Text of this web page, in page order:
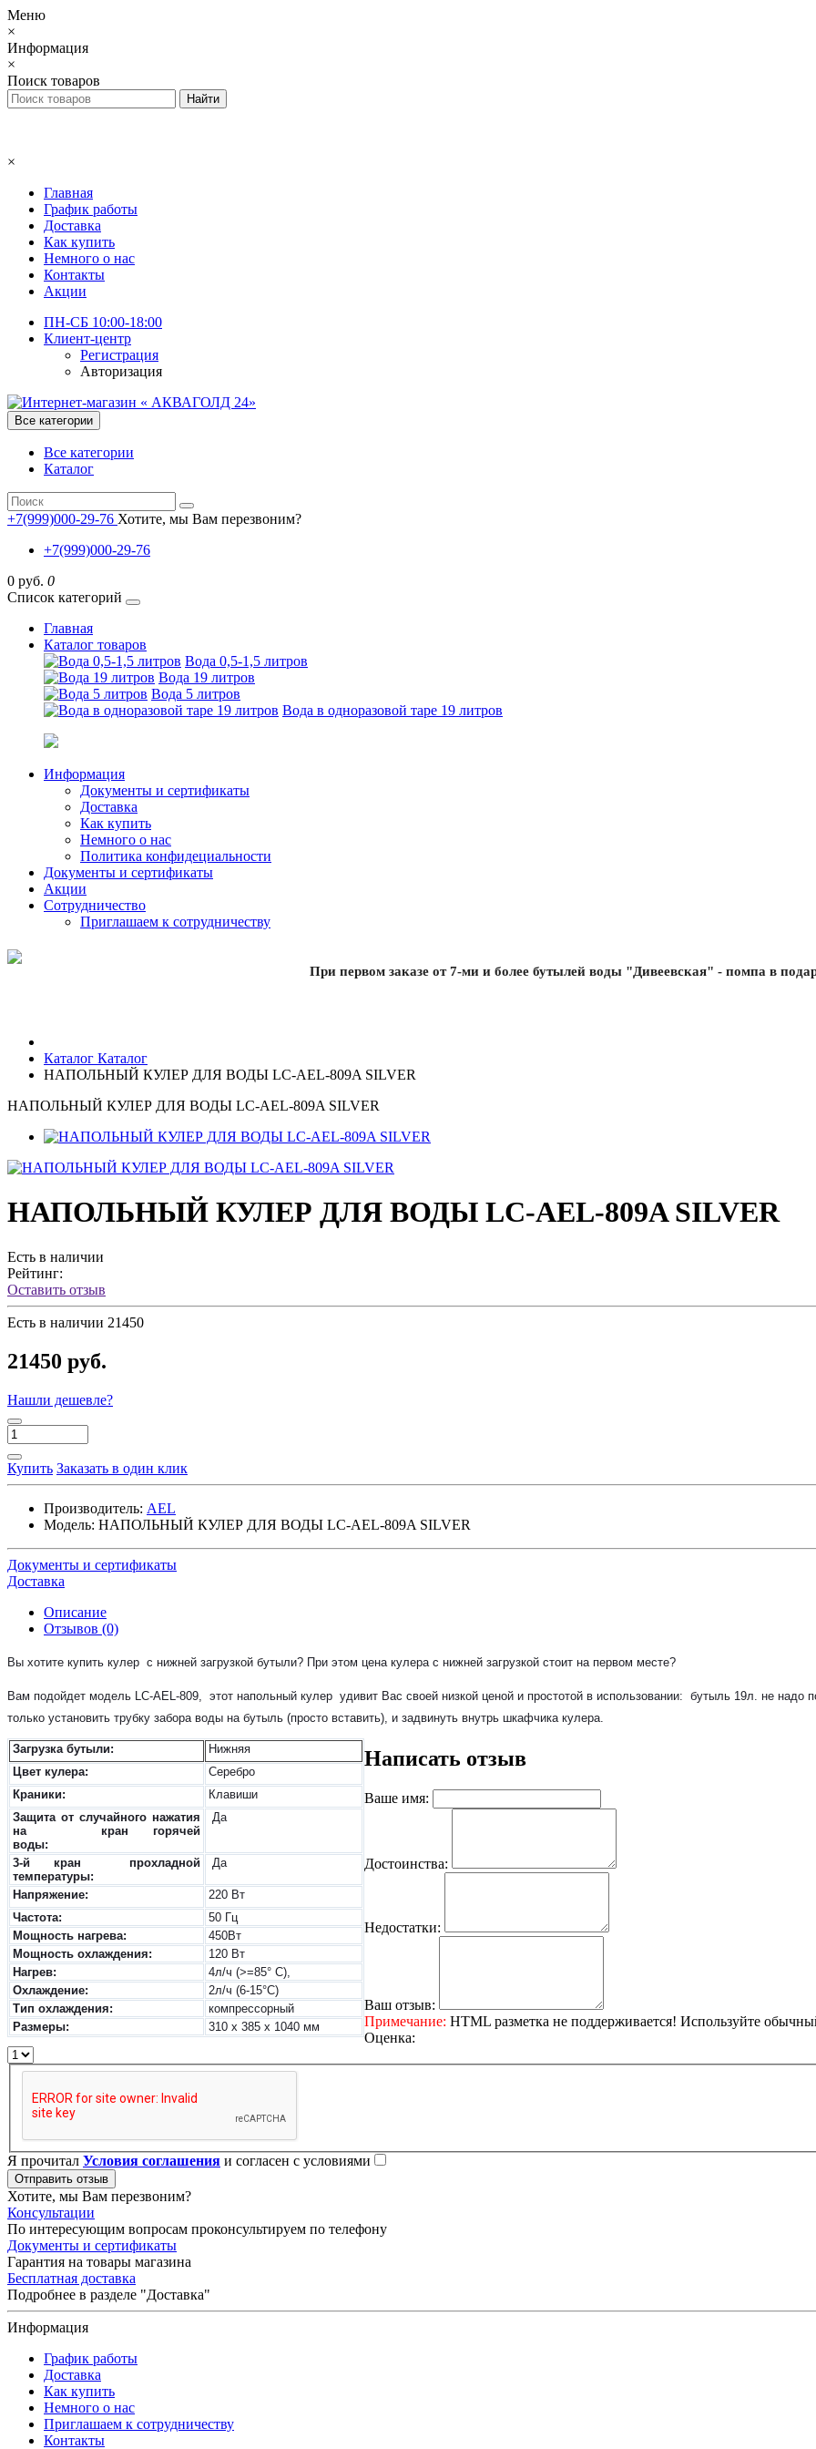
Меню
×
Информация
×
Поиск товаров
×
Главная
График работы
Доставка
Как купить
Немного о нас
Контакты
Акции
ПН-СБ 10:00-18:00
Клиент-центр
Регистрация
Авторизация
Все категории
Все категории
Каталог
+7(999)000-29-76 Хотите, мы Вам перезвоним?
+7(999)000-29-76
0 руб. 0
Список категорий
Главная
Каталог товаров
Вода 0,5-1,5 литров
Вода 19 литров
Вода 5 литров
Вода в одноразовой таре 19 литров
Информация
Документы и сертификаты
Доставка
Как купить
Немного о нас
Политика конфидециальности
Документы и сертификаты
Акции
Сотрудничество
Приглашаем к сотрудничеству
При первом заказе от 7-ми и более бутылей воды "Дивеевская" - помпа в
Каталог Каталог
НАПОЛЬНЫЙ КУЛЕР ДЛЯ ВОДЫ LC-AEL-809A SILVER
НАПОЛЬНЫЙ КУЛЕР ДЛЯ ВОДЫ LC-AEL-809A SILVER
НАПОЛЬНЫЙ КУЛЕР ДЛЯ ВОДЫ LC-AEL-809A SILVER
Есть в наличии
Рейтинг:
Оставить отзыв
Есть в наличии 21450
21450 руб.
Нашли дешевле?
Купить Заказать в один клик
Производитель: AEL
Модель: НАПОЛЬНЫЙ КУЛЕР ДЛЯ ВОДЫ LC-AEL-809A SILVER
Документы и сертификаты
Доставка
Описание
Отзывов (0)
Вы хотите купить кулер с нижней загрузкой бутыли? При этом цена кулера с нижней загрузкой стоит на первом месте?
Вам подойдет модель LC-AEL-809, этот напольный кулер удивит Вас своей низкой ценой и простотой в использовании: бутыль 19л. не
только установить трубку забора воды на бутыль (просто вставить), и задвинуть внутрь шкафчика кулера.
Загрузка бутыли:
Нижняя
Цвет кулера:
Серебро
Краники:
Клавиши
Защита от случайного нажатия
на кран горячей
воды:
Да
3-й кран прохладной
температуры:
Да
Напряжение:
220 Вт
Частота:
50 Гц
Мощность нагрева:
450Вт
Мощность охлаждения:
120 Вт
Нагрев:
4л/ч (>=85° С),
Охлаждение:
2л/ч (6-15°С)
Тип охлаждения:
компрессорный
Размеры:
310 х 385 х 1040 мм
Написать отзыв
Ваше имя:
Достоинства:
Недостатки:
Ваш отзыв:
Примечание: HTML разметка не поддерживается! Используйте
Оценка:
Я прочитал Условия соглашения и согласен с условиями
Отправить отзыв
Хотите, мы Вам перезвоним?
Консультации
По интересующим вопросам проконсультируем по телефону
Документы и сертификаты
Гарантия на товары магазина
Бесплатная доставка
Подробнее в разделе "Доставка"
Информация
График работы
Доставка
Как купить
Немного о нас
Приглашаем к сотрудничеству
Контакты